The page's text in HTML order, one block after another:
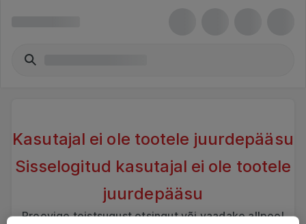
Kasutajal ei ole tootele juurdepääsu
Sisselogitud kasutajal ei ole tootele
juurdepääsu
Proovige teistsugust otsingut või vaadake allpool